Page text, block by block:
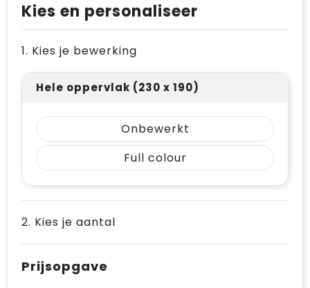
Kies en personaliseer
1. Kies je bewerking
Hele oppervlak (230 x 190)
Onbewerkt
Full colour
2. Kies je aantal
Prijsopgave